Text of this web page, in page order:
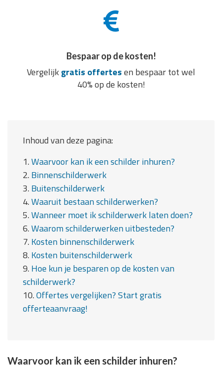
Bespaar op de kosten!
Vergelijkgratis offertesen bespaar tot wel
40% op de kosten!
Inhoud van deze pagina:
1.Waarvoor kan ik een schilder inhuren?
2. Binnenschilderwerk
3. Buitenschilderwerk
4.Waaruit bestaan schilderwerken?
5.Wanneer moet ik schilderwerk laten doen?
6.Waarom schilderwerken uitbesteden?
7. Kosten binnenschilderwerk
8. Kosten buitenschilderwerk
9. Hoe kun je besparen op de kosten van
schilderwerk?
10.Offertes vergelijken? Start gratis
offerteaanvraag!
Waarvoor kan ik een schilder inhuren?